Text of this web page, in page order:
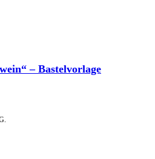
– Bastelvorlage